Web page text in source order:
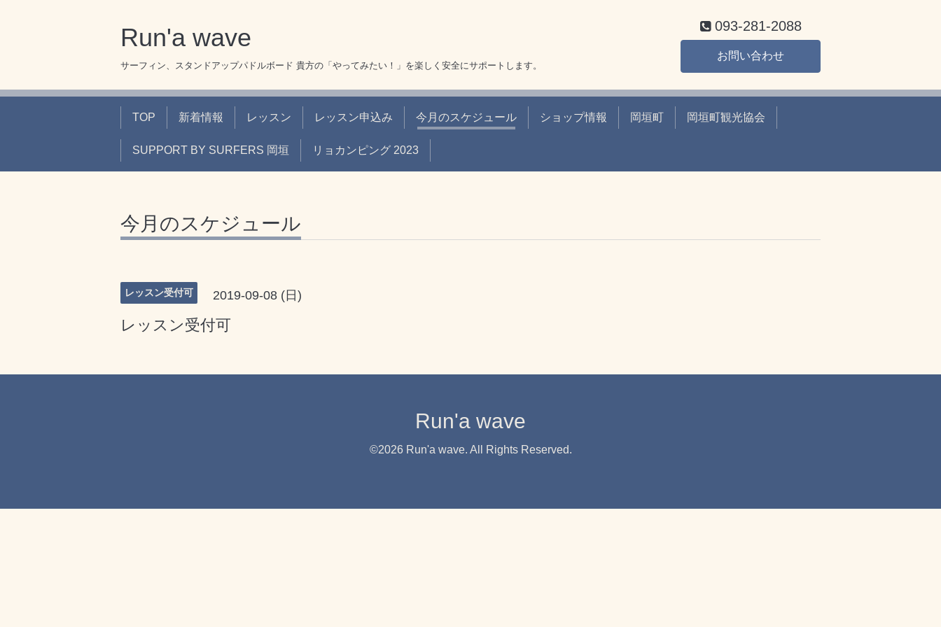
Run'a wave
サーフィン、スタンドアップパドルボード 貴方の「やってみたい！」を楽しく安全にサポートします。
093-281-2088
お問い合わせ
TOP 新着情報 レッスン レッスン申込み 今月のスケジュール ショップ情報 岡垣町 岡垣町観光協会
SUPPORT BY SURFERS 岡垣 リョカンピング 2023
今月のスケジュール
レッスン受付可 2019-09-08 (日)
レッスン受付可
Run'a wave
©2026 Run'a wave. All Rights Reserved.